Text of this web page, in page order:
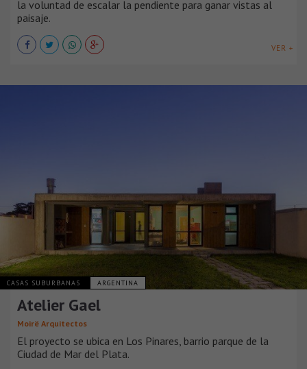
la voluntad de escalar la pendiente para ganar vistas al
paisaje.
VER +
CASAS SUBURBANAS ARGENTINA
Atelier Gael
Moirë Arquitectos
El proyecto se ubica en Los Pinares, barrio parque de la
Ciudad de Mar del Plata.